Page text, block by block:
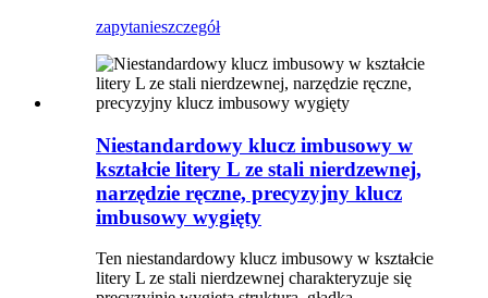
zapytanieszczegół
Niestandardowy klucz imbusowy w
kształcie litery L ze stali nierdzewnej,
narzędzie ręczne, precyzyjny klucz
imbusowy wygięty
Ten niestandardowy klucz imbusowy w kształcie
litery L ze stali nierdzewnej charakteryzuje się